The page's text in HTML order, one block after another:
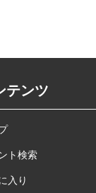
テンツ
ト検索
入り